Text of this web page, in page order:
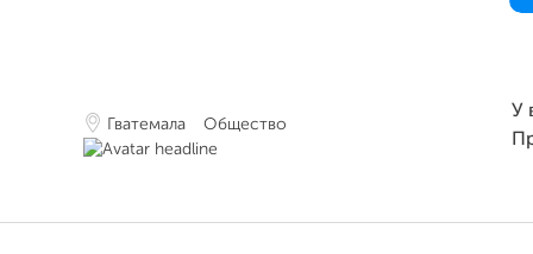
Гватемала Общество
У